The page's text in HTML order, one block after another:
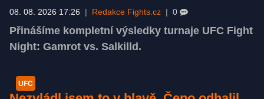
08. 08. 2026 17:26 Redakce Fights.cz 0
Přinášíme kompletní výsledky turnaje UFC Fight
Night: Gamrot vs. Salkilld.
UFC